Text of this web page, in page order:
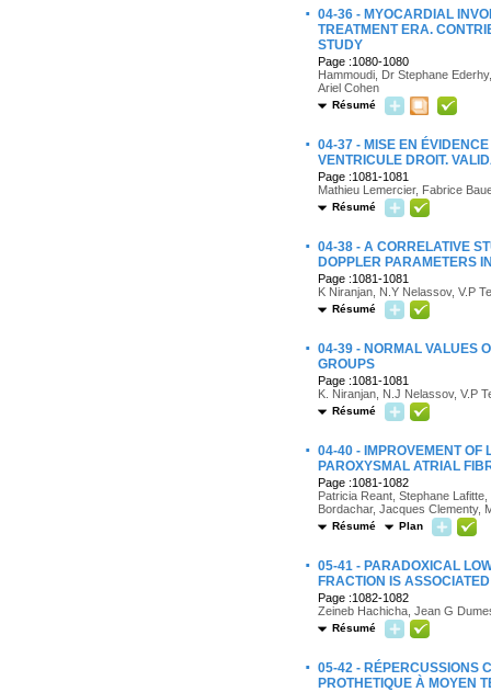
· 04-36 - MYOCARDIAL
TREATMENT ERA.
STUDY
Page :1080-1080
Hammoudi, Dr Stephane
Ariel Cohen
Résumé
· 04-37 - MISE EN
VENTRICULE DROIT.
Page :1081-1081
Mathieu Lemercier, Fabrice
Résumé
· 04-38 - A CORRELATIVE
DOPPLER PARAMETERS
Page :1081-1081
K Niranjan, N.Y Nelassov, V.P
Résumé
· 04-39 - NORMAL VALUES
GROUPS
Page :1081-1081
K. Niranjan, N.J Nelassov, V.P
Résumé
· 04-40 - IMPROVEMENT OF
PAROXYSMAL ATRIAL
Page :1081-1082
Patricia Reant, Stephane
Bordachar, Jacques Clementy,
Résumé Plan
· 05-41 - PARADOXICAL
FRACTION IS
Page :1082-1082
Zeineb Hachicha, Jean G
Résumé
· 05-42 - RÉPERCUSSIONS
PROTHETIQUE À MOYEN